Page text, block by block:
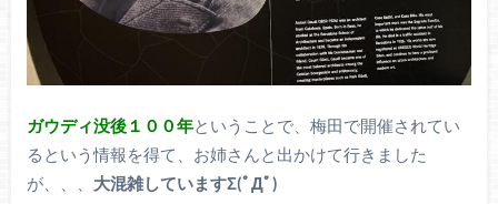
ガウディ没後１００年ということで、梅田で開催されてい
るという情報を得て、お姉さんと出かけて行きました
が、、、 大混雑していますΣ(ﾟДﾟ)